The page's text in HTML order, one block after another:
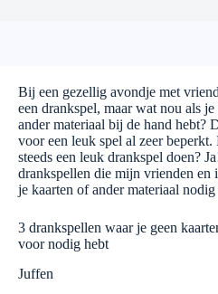
Bij een gezellig avondje met
een drankspel, maar wat nou als
ander materiaal bij de hand hebt?
voor een leuk spel al zeer
steeds een leuk drankspel doen?
drankspellen die mijn vrienden en
je kaarten of ander materiaal nodig
3 drankspellen waar je geen
voor nodig hebt
Juffen